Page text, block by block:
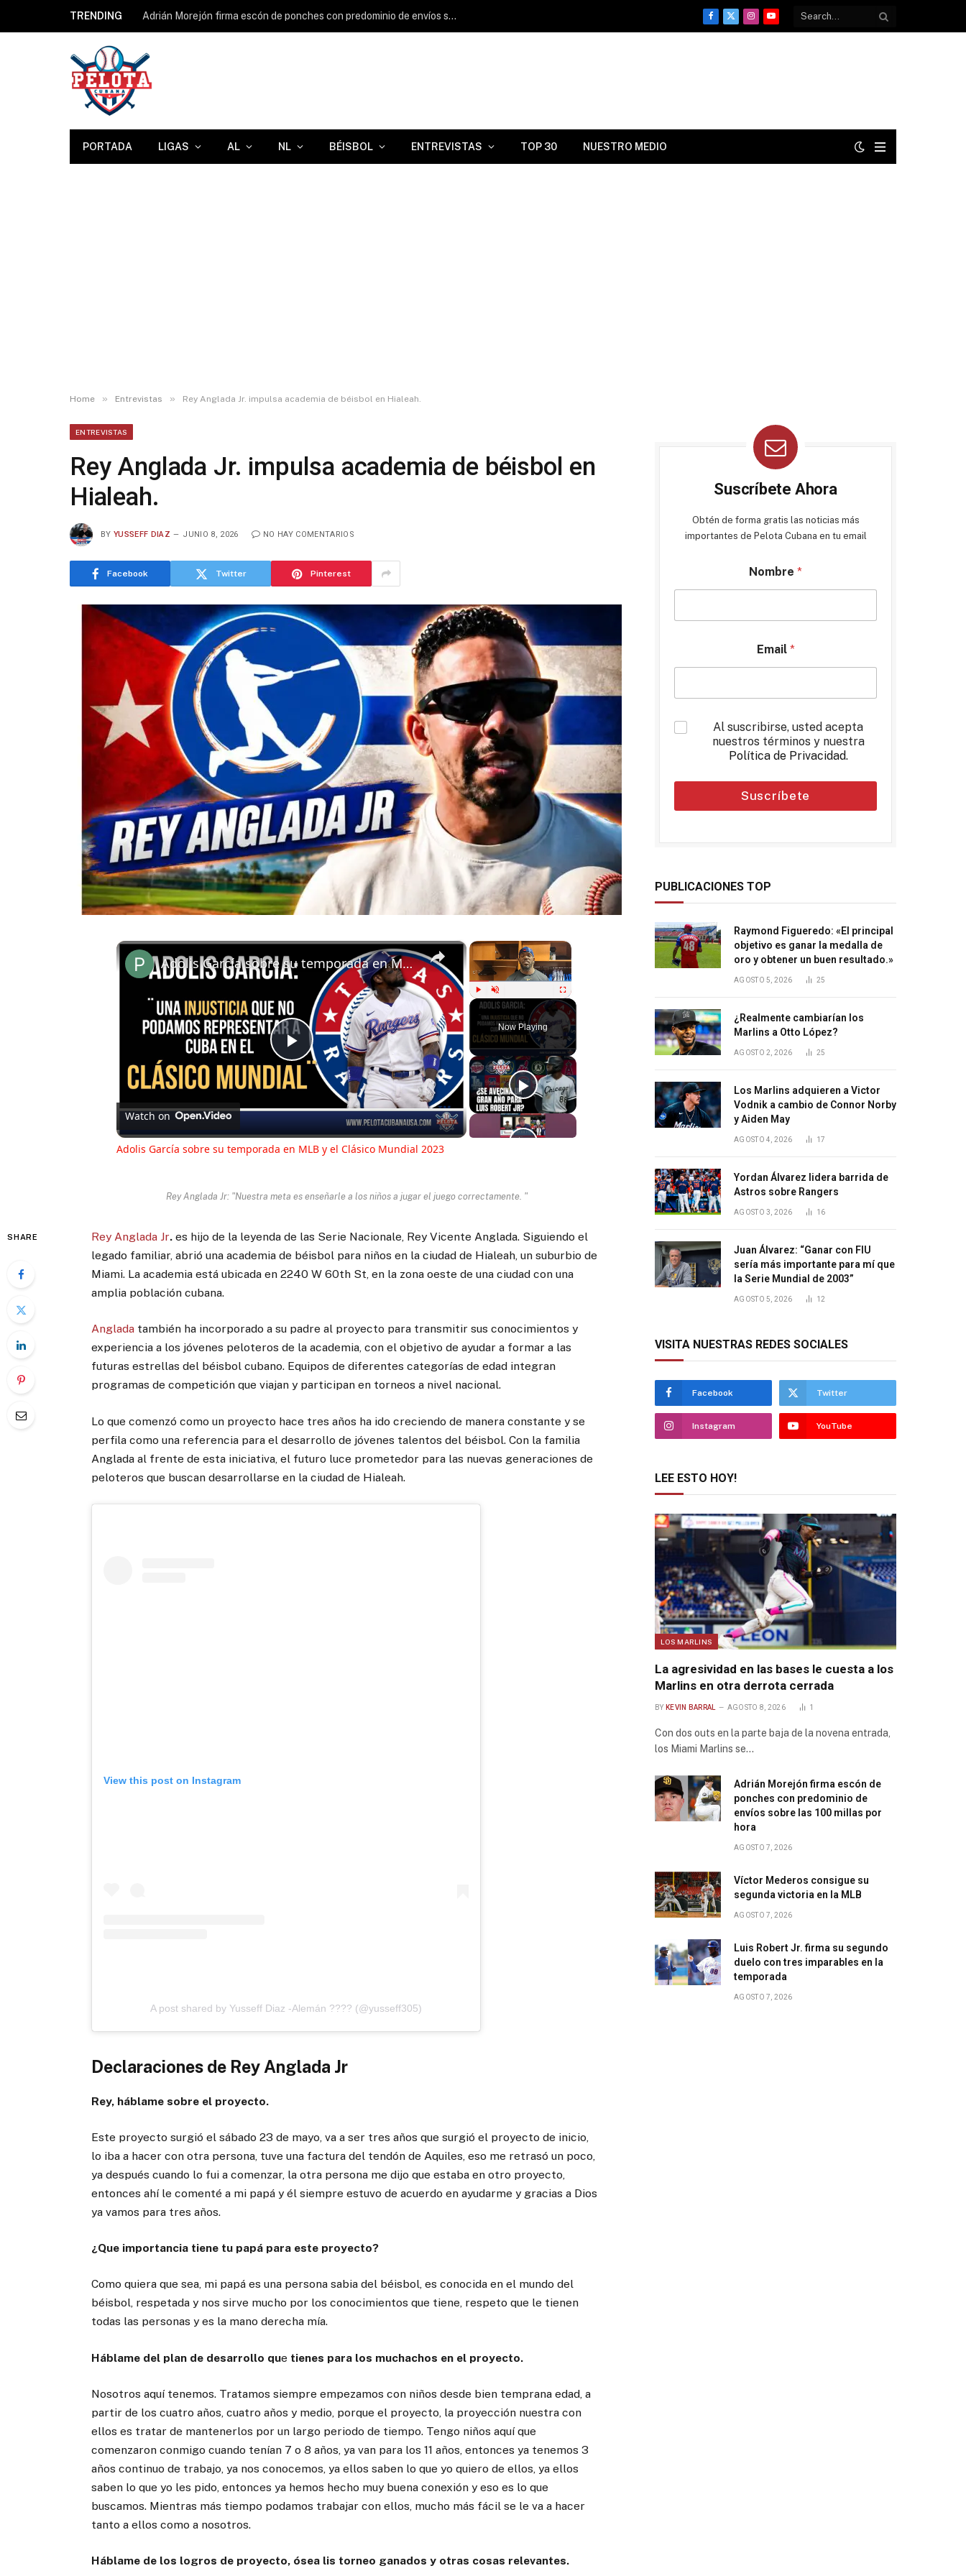
TRENDING Adrián Morejón firma escón de ponches con predominio de envíos sobre las 100 millas por hora
Facebook
X
InstagramYouTube
PORTADA LIGAS AL NL BÉISBOL ENTREVISTAS TOP 30 NUESTRO MEDIO
Home » Entrevistas » Rey Anglada Jr. impulsa academia de béisbol en Hialeah.
ENTREVISTAS
Rey Anglada Jr. impulsa academia de béisbol en
Hialeah.
BY YUSSEFF DIAZ JUNIO 8, 2026 NO HAY COMENTARIOS
Facebook Twitter Pinterest
×
Play Unmute Fullscreen
Now Playing
×
Play
Video
Adolis García sobre su temporada en MLB y el Clásico Mundial 2023
Watch on
Adolis García sobre su temporada en MLB y el Clásico Mundial 2023
Rey Anglada Jr: "Nuestra meta es enseñarle a los niños a jugar el juego correctamente. "
SHARE Rey Anglada Jr. es hijo de la leyenda de las Serie Nacionale, Rey Vicente Anglada. Siguiendo el
legado familiar, abrió una academia de béisbol para niños en la ciudad de Hialeah, un suburbio de
Miami. La academia está ubicada en 2240 W 60th St, en la zona oeste de una ciudad con una
amplia población cubana.
Anglada también ha incorporado a su padre al proyecto para transmitir sus conocimientos y
experiencia a los jóvenes peloteros de la academia, con el objetivo de ayudar a formar a las
futuras estrellas del béisbol cubano. Equipos de diferentes categorías de edad integran
programas de competición que viajan y participan en torneos a nivel nacional.
Lo que comenzó como un proyecto hace tres años ha ido creciendo de manera constante y se
perfila como una referencia para el desarrollo de jóvenes talentos del béisbol. Con la familia
Anglada al frente de esta iniciativa, el futuro luce prometedor para las nuevas generaciones de
peloteros que buscan desarrollarse en la ciudad de Hialeah.
View this post on Instagram
A post shared by Yusseff Diaz -Alemán ???? (@yusseff305)
Declaraciones de Rey Anglada Jr
Rey, háblame sobre el proyecto.
Este proyecto surgió el sábado 23 de mayo, va a ser tres años que surgió el proyecto de inicio,
lo iba a hacer con otra persona, tuve una factura del tendón de Aquiles, eso me retrasó un poco,
ya después cuando lo fui a comenzar, la otra persona me dijo que estaba en otro proyecto,
entonces ahí le comenté a mi papá y él siempre estuvo de acuerdo en ayudarme y gracias a Dios
ya vamos para tres años.
¿Que importancia tiene tu papá para este proyecto?
Como quiera que sea, mi papá es una persona sabia del béisbol, es conocida en el mundo del
béisbol, respetada y nos sirve mucho por los conocimientos que tiene, respeto que le tienen
todas las personas y es la mano derecha mía.
Háblame del plan de desarrollo que tienes para los muchachos en el proyecto.
Nosotros aquí tenemos. Tratamos siempre empezamos con niños desde bien temprana edad, a
partir de los cuatro años, cuatro años y medio, porque el proyecto, la proyección nuestra con
ellos es tratar de mantenerlos por un largo periodo de tiempo. Tengo niños aquí que
comenzaron conmigo cuando tenían 7 o 8 años, ya van para los 11 años, entonces ya tenemos 3
años continuo de trabajo, ya nos conocemos, ya ellos saben lo que yo quiero de ellos, ya ellos
saben lo que yo les pido, entonces ya hemos hecho muy buena conexión y eso es lo que
buscamos. Mientras más tiempo podamos trabajar con ellos, mucho más fácil se le va a hacer
tanto a ellos como a nosotros.
Háblame de los logros de proyecto, ósea lis torneo ganados y otras cosas relevantes.
Suscríbete Ahora
Obtén de forma gratis las noticias más
importantes de Pelota Cubana en tu email
Nombre *
Email *
*
Al suscribirse, usted acepta
nuestros términos y nuestra
Política de Privacidad.
Suscríbete
PUBLICACIONES TOP
Raymond Figueredo: «El principal
objetivo es ganar la medalla de
oro y obtener un buen resultado.»
AGOSTO 5, 2026 25
¿Realmente cambiarían los
Marlins a Otto López?
AGOSTO 2, 2026 25
Los Marlins adquieren a Victor
Vodnik a cambio de Connor Norby
y Aiden May
AGOSTO 4, 2026 17
Yordan Álvarez lidera barrida de
Astros sobre Rangers
AGOSTO 3, 2026 16
Juan Álvarez: “Ganar con FIU
sería más importante para mí que
la Serie Mundial de 2003”
AGOSTO 5, 2026 12
VISITA NUESTRAS REDES SOCIALES
Facebook Twitter
Instagram YouTube
LEE ESTO HOY!
LOS MARLINS
La agresividad en las bases le cuesta a los
Marlins en otra derrota cerrada
BY KEVIN BARRAL AGOSTO 8, 2026 1
Con dos outs en la parte baja de la novena entrada,
los Miami Marlins se…
Adrián Morejón firma escón de
ponches con predominio de
envíos sobre las 100 millas por
hora
AGOSTO 7, 2026
Víctor Mederos consigue su
segunda victoria en la MLB
AGOSTO 7, 2026
Luis Robert Jr. firma su segundo
duelo con tres imparables en la
temporada
AGOSTO 7, 2026